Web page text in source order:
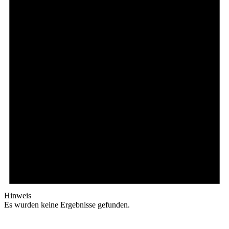
Hinweis
Es wurden keine Ergebnisse gefunden.